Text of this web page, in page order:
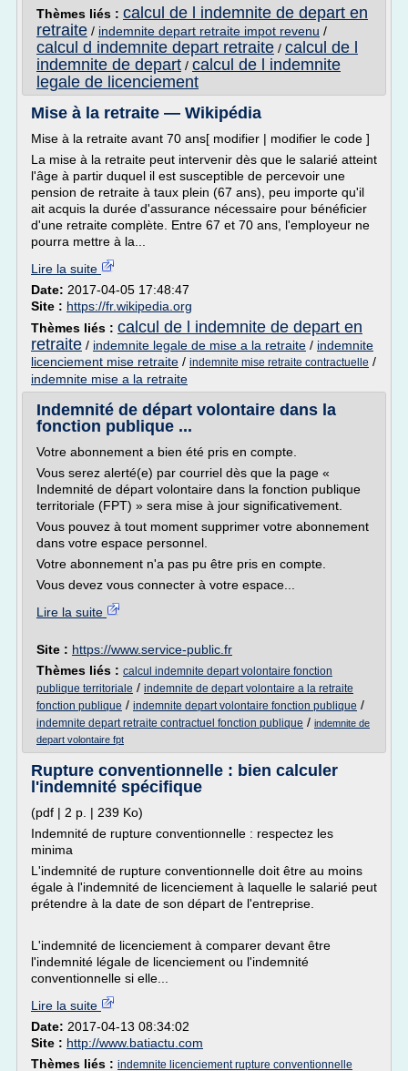
Thèmes liés : calcul de l indemnite de depart en
retraite / indemnite depart retraite impot revenu /
calcul d indemnite depart retraite / calcul de l
indemnite de depart / calcul de l indemnite
legale de licenciement
Mise à la retraite — Wikipédia
Mise à la retraite avant 70 ans[ modifier | modifier le code ]
La mise à la retraite peut intervenir dès que le salarié atteint
l'âge à partir duquel il est susceptible de percevoir une
pension de retraite à taux plein (67 ans), peu importe qu'il
ait acquis la durée d'assurance nécessaire pour bénéficier
d'une retraite complète. Entre 67 et 70 ans, l'employeur ne
pourra mettre à la...
Lire la suite
Date: 2017-04-05 17:48:47
Site : https://fr.wikipedia.org
Thèmes liés : calcul de l indemnite de depart en
retraite / indemnite legale de mise a la retraite / indemnite
licenciement mise retraite / indemnite mise retraite contractuelle /
indemnite mise a la retraite
Indemnité de départ volontaire dans la
fonction publique ...
Votre abonnement a bien été pris en compte.
Vous serez alerté(e) par courriel dès que la page «
Indemnité de départ volontaire dans la fonction publique
territoriale (FPT) » sera mise à jour significativement.
Vous pouvez à tout moment supprimer votre abonnement
dans votre espace personnel.
Votre abonnement n'a pas pu être pris en compte.
Vous devez vous connecter à votre espace...
Lire la suite
Site : https://www.service-public.fr
Thèmes liés : calcul indemnite depart volontaire fonction
publique territoriale / indemnite de depart volontaire a la retraite
fonction publique / indemnite depart volontaire fonction publique /
indemnite depart retraite contractuel fonction publique / indemnite de
depart volontaire fpt
Rupture conventionnelle : bien calculer
l'indemnité spécifique
(pdf | 2 p. | 239 Ko)
Indemnité de rupture conventionnelle : respectez les
minima
L'indemnité de rupture conventionnelle doit être au moins
égale à l'indemnité de licenciement à laquelle le salarié peut
prétendre à la date de son départ de l'entreprise.
L'indemnité de licenciement à comparer devant être
l'indemnité légale de licenciement ou l'indemnité
conventionnelle si elle...
Lire la suite
Date: 2017-04-13 08:34:02
Site : http://www.batiactu.com
Thèmes liés : indemnite licenciement rupture conventionnelle